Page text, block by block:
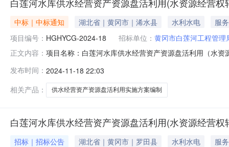
中标｜中标通知 湖北省｜黄冈市｜浠水县 水利水电
服务
项目编号： HGHYCG-2024-18 招标单位： 黄冈市白莲河工程管理
正文内容： 项目名称：白莲河水库供水经营资产资源盘活利用（水
发布时间： 2024-11-18 22:03
相关产品：
供水经营资产资源盘活利用实施方案编制
白莲河水库供水经营资产资源盘活利用(水资源经营
招标｜招标公告 湖北省｜黄冈市｜罗田县 水利水电
服务